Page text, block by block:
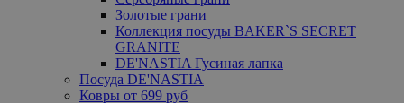
Золотые грани
Коллекция посуды BAKER`S SECRET
GRANITE
DE'NASTIA Гусиная лапка
Посуда DE'NASTIA
Ковры от 699 руб